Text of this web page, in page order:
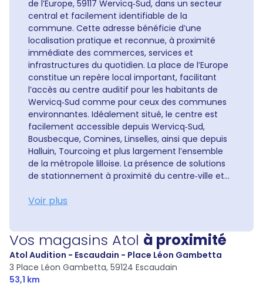
de l’Europe, 59117 Wervicq‑Sud, dans un secteur
central et facilement identifiable de la
commune. Cette adresse bénéficie d’une
localisation pratique et reconnue, à proximité
immédiate des commerces, services et
infrastructures du quotidien. La place de l’Europe
constitue un repère local important, facilitant
l’accès au centre auditif pour les habitants de
Wervicq‑Sud comme pour ceux des communes
environnantes. Idéalement situé, le centre est
facilement accessible depuis Wervicq‑Sud,
Bousbecque, Comines, Linselles, ainsi que depuis
Halluin, Tourcoing et plus largement l’ensemble
de la métropole lilloise. La présence de solutions
de stationnement à proximité du centre‑ville et...
Voir plus
Vos magasins Atol à proximité
Atol Audition - Escaudain - Place Léon Gambetta
3 Place Léon Gambetta, 59124 Escaudain
53,1 km